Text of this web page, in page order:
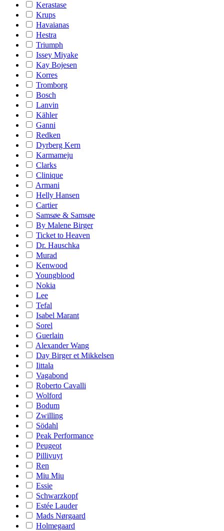
Kerastase
Krups
Havaianas
Hestra
Triumph
Issey Miyake
Kay Bojesen
Korres
Tromborg
Bosch
Lanvin
Kähler
Ganni
Redken
Dyrberg Kern
Karmameju
Clarks
Clinique
Armani
Helly Hansen
Cartier
Samsøe & Samsøe
By Malene Birger
Ticket to Heaven
Dr. Hauschka
Murad
Kenwood
Youngblood
Nokia
Lee
Tefal
Isabel Marant
Sorel
Guerlain
Alexander Wang
Day Birger et Mikkelsen
Iittala
Vagabond
Roberto Cavalli
Wolford
Bodum
Zwilling
Södahl
Peak Performance
Peugeot
Pillivuyt
Ren
Miu Miu
Essie
Schwarzkopf
Estée Lauder
Mads Nørgaard
Holmegaard